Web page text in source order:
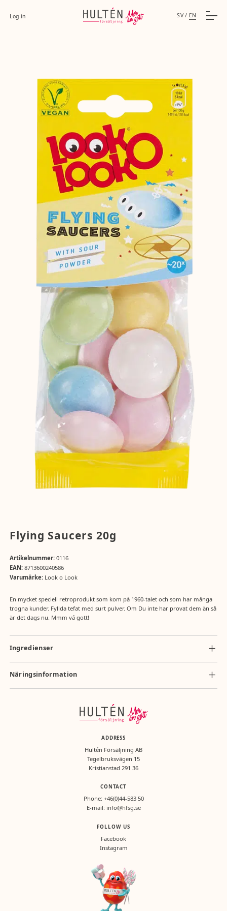
Log in SV / EN
Flying Saucers 20g
Artikelnummer:0116
EAN:8713600240586
Varumärke:Look o Look
En mycket speciell retroprodukt som kom på 1960-talet och som har många
trogna kunder. Fyllda tefat med surt pulver. Om Du inte har provat dem än så
är det dags nu. Mmm vá gott!
Ingredienser
socker, dextros, stärkelse, syra (vinsyra), surhetsreglerande medel
(bikarbonat), aromämnen, färgämnen (E100, E132, E162).
Näringsinformation
Näringsvärde per 100g: energi 1552kj/365kcal, totalt fett 0g, mättat fett
ADDRESS
Hultén Försäljning AB
Tegelbruksvägen 15
Kristianstad 291 36
CONTACT
Phone: +46(0)44-583 50
E-mail: info@hfsg.se
FOLLOW US
Facebook
Instagram